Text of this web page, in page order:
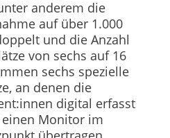
anderem die
auf über 1.000
und die Anzahl
von sechs auf 16
sechs spezielle
an denen die
digital erfasst
Monitor im